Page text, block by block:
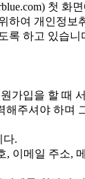
첫
여 개인정
록 하고 있습니
가입을 할 때
주셔야 하며
다.
이메일 주소,